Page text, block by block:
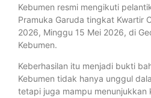
Kebumen resmi mengikuti
Pramuka Garuda tingkat Kwartir
2026, Minggu 15 Mei 2026, di
Kebumen.
Keberhasilan itu menjadi bukti
Kebumen tidak hanya unggul
tetapi juga mampu menunjukkan